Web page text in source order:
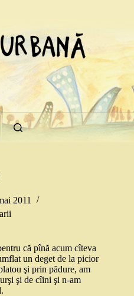
2011
că pînă acum cîteva
un deget de la picior
şi prin pădure, am
şi de cîini şi n-am